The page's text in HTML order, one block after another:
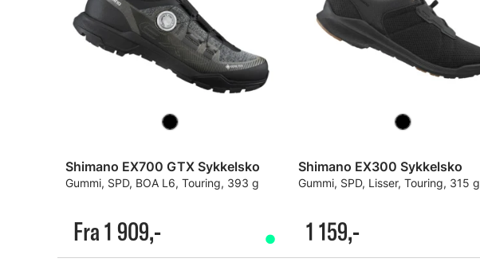
Shimano EX700 GTX Sykkelsko
Gummi, SPD, BOA L6, Touring, 393 g
Fra 1 909,-
Shimano EX300 Sykkelsko
Gummi, SPD, Lisser, Touring, 315 g
1 159,-